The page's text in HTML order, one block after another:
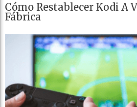
Cómo Restablecer Kodi A
Fábrica